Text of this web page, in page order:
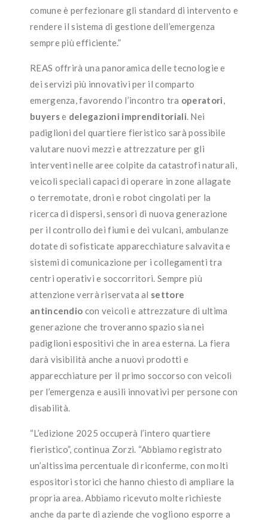
comune è perfezionare gli standard di intervento e
rendere il sistema di gestione dell’emergenza
sempre più efficiente.”
REAS offrirà una panoramica delle tecnologie e
dei servizi più innovativi per il comparto
emergenza, favorendo l’incontro tra operatori,
buyerse delegazioni imprenditoriali. Nei
padiglioni del quartiere fieristico sarà possibile
valutare nuovi mezzi e attrezzature per gli
interventi nelle aree colpite da catastrofi naturali,
veicoli speciali capaci di operare in zone allagate
o terremotate, droni e robot cingolati per la
ricerca di dispersi, sensori di nuova generazione
per il controllo dei fiumi e dei vulcani, ambulanze
dotate di sofisticate apparecchiature salvavita e
sistemi di comunicazione per i collegamenti tra
centri operativi e soccorritori. Sempre più
attenzione verrà riservata al settore
antincendio con veicoli e attrezzature di ultima
generazione che troveranno spazio sia nei
padiglioni espositivi che in area esterna. La fiera
darà visibilità anche a nuovi prodotti e
apparecchiature per il primo soccorso con veicoli
per l’emergenza e ausili innovativi per persone con
disabilità.
“L’edizione 2025 occuperà l’intero quartiere
fieristico”, continua Zorzi. “Abbiamo registrato
un’altissima percentuale di riconferme, con molti
espositori storici che hanno chiesto di ampliare la
propria area. Abbiamo ricevuto molte richieste
anche da parte di aziende che vogliono esporre a